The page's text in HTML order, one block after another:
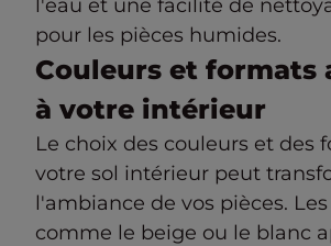
l'eau et une facilité de
pour les pièces humides.
Couleurs et formats
à votre intérieur
Le choix des couleurs et des
votre sol intérieur peut
l'ambiance de vos pièces.
comme le beige ou le blanc